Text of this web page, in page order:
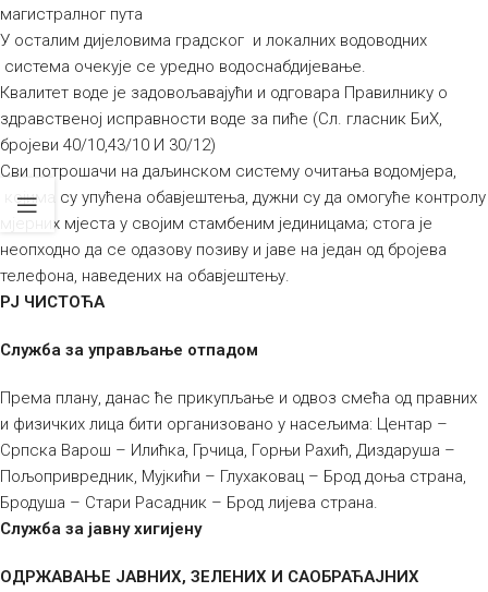
магистралног пута
У осталим дијеловима градског и локалних водоводних
система очекује се уредно водоснабдијевање.
Квалитет воде је задовољавајући и одговара Правилнику о
здравственој исправности воде за пиће (Сл. гласник БиХ,
бројеви 40/10,43/10 И 30/12)
Сви потрошачи на даљинском систему очитања водомјера,
којима су упућена обавјештења, дужни су да омогуће контролу
мјерних мјеста у својим стамбеним јединицама; стога је
неопходно да се одазову позиву и јаве на један од бројева
телефона, наведених на обавјештењу.
РЈ ЧИСТОЋА
Служба за управљање отпадом
Према плану, данас ће прикупљање и одвоз смећа од правних
и физичких лица бити организовано у насељима: Центар –
Српска Варош – Илићка, Грчица, Горњи Рахић, Диздаруша –
Пољопривредник, Мујкићи – Глухаковац – Брод доња страна,
Бродуша – Стари Расадник – Брод лијева страна.
Служба за јавну хигијену
ОДРЖАВАЊЕ ЈАВНИХ, ЗЕЛЕНИХ И САОБРАЋАЈНИХ